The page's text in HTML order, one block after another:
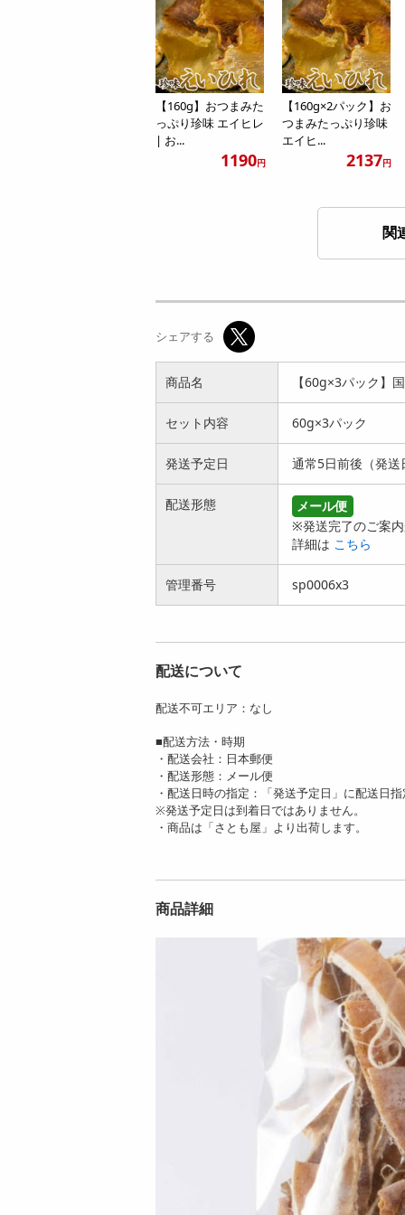
【160g】おつまみた
っぷり珍味 エイヒレ
| お...
1190円
【160g×2パック】お
つまみたっぷり珍味
エイヒ...
2137円
ック】無添加珍味日
本海産...
2340円 1237円
【120g×2パック】お
2212
【150g】珍味 国産
（日本海産）イカの
煮干まめい...
1877
【70g×3本セット】
新潟妙高特産品 6
年熟成吟醸...
4504円
関
シェアする
商品名 【60g×3パック】
セット内容 60g×3パック
発送予定日 通常5日前後（発
配送形態
メール便
※発送完了のご案
詳細は こちら
管理番号 sp0006x3
配送について
配送不可エリア：なし
■配送方法・時期
・配送会社：日本郵便
・配送形態：メール便
・配送日時の指定：「発送予定日」に配送日
※発送予定日は到着日ではありません。
・商品は「さとも屋」より出荷します。
商品詳細